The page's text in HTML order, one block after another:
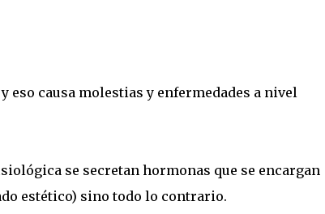
eso causa molestias y enfermedades a nivel
se secretan hormonas que se encargan
estético) sino todo lo contrario.